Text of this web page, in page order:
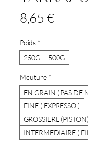
8,65 €Prix
Poids *
250G
500G
Mouture *
EN GRAIN ( PAS DE
FINE ( EXPRESSO )
GROSSIERE (PISTON)
INTERMEDIAIRE (